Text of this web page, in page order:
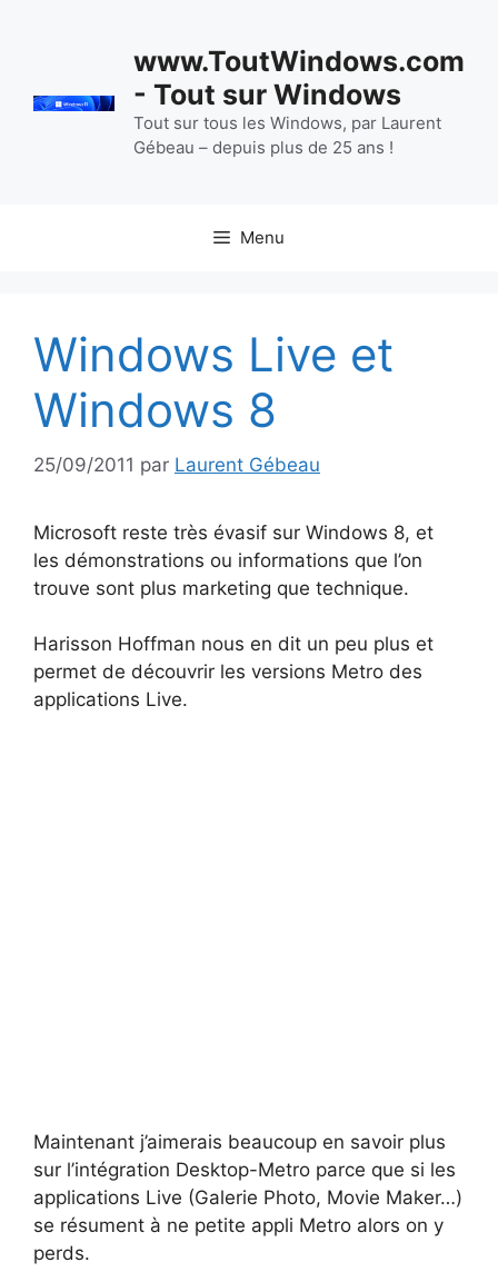
www.ToutWindows.com
- Tout sur Windows
Tout sur tous les Windows, par Laurent
Gébeau – depuis plus de 25 ans !
Menu
Windows Live et
Windows 8
25/09/2011 par Laurent Gébeau
Microsoft reste très évasif sur Windows 8, et
les démonstrations ou informations que l’on
trouve sont plus marketing que technique.
Harisson Hoffman nous en dit un peu plus et
permet de découvrir les versions Metro des
applications Live.
Maintenant j’aimerais beaucoup en savoir plus
sur l’intégration Desktop-Metro parce que si les
applications Live (Galerie Photo, Movie Maker…)
se résument à ne petite appli Metro alors on y
perds.